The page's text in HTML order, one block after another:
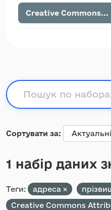
Creative Commons...
Сортувати за
1 набір даних
Теги: адреса
Creative Commons